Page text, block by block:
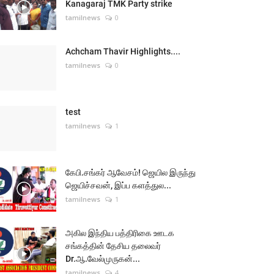
Kanagaraj TMK Party strike
tamilnews 0
Achcham Thavir Highlights....
tamilnews 0
test
tamilnews 1
கேபி.சங்கர் ஆவேசம்! ஜெயில இருந்து
ஜெயிச்சவன், இப்ப களத்துல...
tamilnews 1
அகில இந்திய பத்திரிகை ஊடக
சங்கத்தின் தேசிய தலைவர்
Dr.ஆ.வேல்முருகன்...